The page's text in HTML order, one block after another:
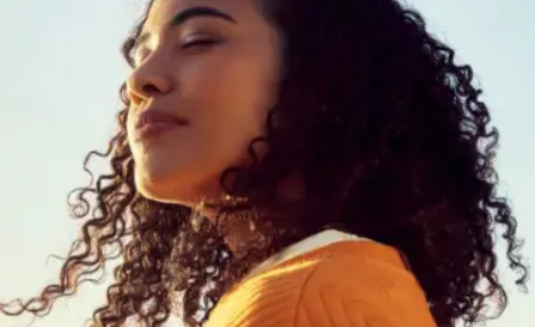
dei suoni e di cogliere qualsiasi aspetto della
orale, come la distinzione delle singole parole nel flusso del
Per questo motivo è essenziale occuparsi della propria
uditiva a qualsiasi età. Tuttavia non è sempre chiaro quali
siano le misure da adottare.
In questo articolo ti offriamo una panoramica sulle azioni da
intraprendere fin da subito per migliorare il tuo udito.
Cominciamo!